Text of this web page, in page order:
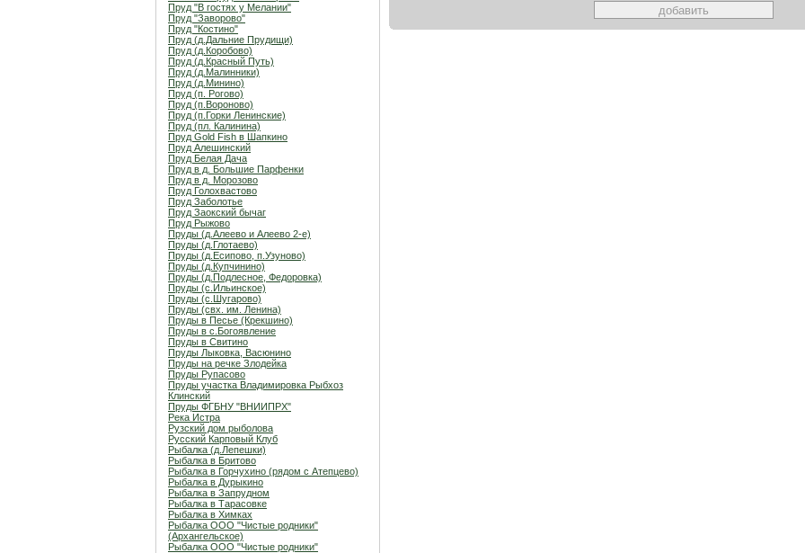
Пруд "В гостях у Мелании"
Пруд "Заворово"
Пруд "Костино"
Пруд (д.Дальние Прудищи)
Пруд (д.Коробово)
Пруд (д.Красный Путь)
Пруд (д.Малинники)
Пруд (д.Минино)
Пруд (п. Рогово)
Пруд (п.Вороново)
Пруд (п.Горки Ленинские)
Пруд (пл. Калинина)
Пруд Gold Fish в Шапкино
Пруд Алешинский
Пруд Белая Дача
Пруд в д. Большие Парфенки
Пруд в д. Морозово
Пруд Голохвастово
Пруд Заболотье
Пруд Заокский бычаг
Пруд Рыжово
Пруды (д.Алеево и Алеево 2-е)
Пруды (д.Глотаево)
Пруды (д.Есипово, п.Узуново)
Пруды (д.Купчинино)
Пруды (д.Подлесное, Федоровка)
Пруды (с.Ильинское)
Пруды (с.Шугарово)
Пруды (свх. им. Ленина)
Пруды в Песье (Крекшино)
Пруды в с.Богоявление
Пруды в Свитино
Пруды Лыковка, Васюнино
Пруды на речке Злодейка
Пруды Рупасово
Пруды участка Владимировка Рыбхоз
Клинский
Пруды ФГБНУ "ВНИИПРХ"
Река Истра
Рузский дом рыболова
Русский Карповый Клуб
Рыбалка (д.Лепешки)
Рыбалка в Бритово
Рыбалка в Горчухино (рядом с Атепцево)
Рыбалка в Дурыкино
Рыбалка в Запрудном
Рыбалка в Тарасовке
Рыбалка в Химках
Рыбалка ООО "Чистые родники"
(Архангельское)
Рыбалка ООО "Чистые родники"